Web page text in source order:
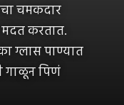
चमकदार
करतात.
ग्लास पाण्यात
गाळून पिणं